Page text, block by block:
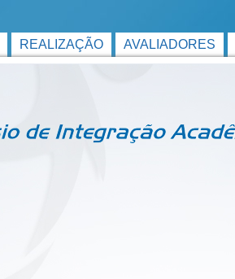
REALIZAÇÃO AVALIADORES